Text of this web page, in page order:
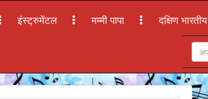
इंस्ट्रुमेंटल मम्मी पापा दक्षिण भारतीय